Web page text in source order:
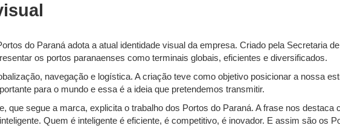
do Paraná adota a atual identidade visual da empresa. Criado pela Secretaria
os portos paranaenses como terminais globais, eficientes e diversificados.
navegação e logística. A criação teve como objetivo posicionar a nossa
para o mundo e essa é a ideia que pretendemos transmitir.
que segue a marca, explicita o trabalho dos Portos do Paraná. A frase nos destaca
Quem é inteligente é eficiente, é competitivo, é inovador. E assim são os